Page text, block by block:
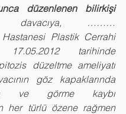
düzenlenen bilirkişi
………
Plastik Cerrahi
17.05.2012 tarihinde
düzeltme ameliyatı
göz kapaklarında
ve görme kaybı
her türlü özene rağmen